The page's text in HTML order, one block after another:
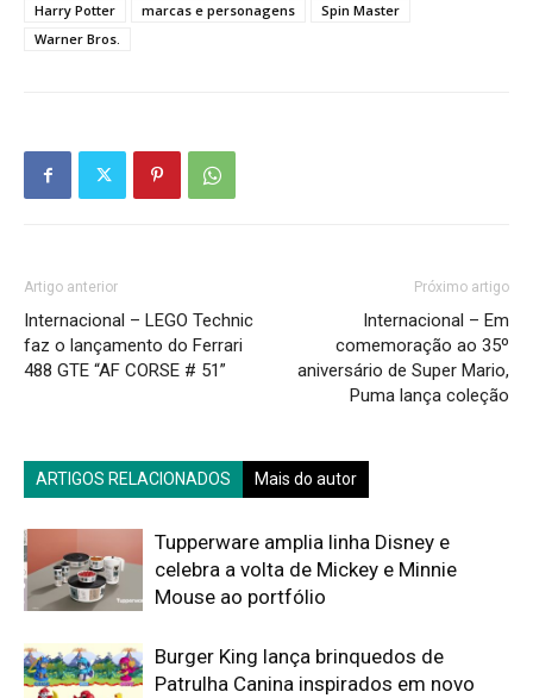
Harry Potter
marcas e personagens
Spin Master
Warner Bros.
Artigo anterior
Internacional – LEGO Technic
faz o lançamento do Ferrari
488 GTE “AF CORSE # 51”
Próximo artigo
Internacional – Em
comemoração ao 35º
aniversário de Super Mario,
Puma lança coleção
ARTIGOS RELACIONADOS Mais do autor
Tupperware amplia linha Disney e
celebra a volta de Mickey e Minnie
Mouse ao portfólio
Burger King lança brinquedos de
Patrulha Canina inspirados em novo